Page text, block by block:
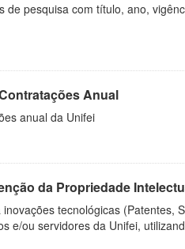
de pesquisa com título, ano,
Anual
anual da Unifei
da Propriedade
tecnológicas (Patentes,
e/ou servidores da Unifei,